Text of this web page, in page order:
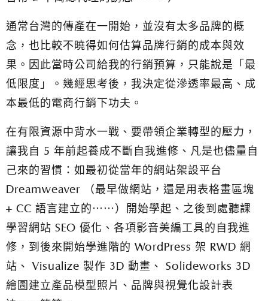
通常台灣的傳產在一開始，並沒有太多品牌的概
念，也比較不曉得如何估算品牌行銷的成本與效
果。因此當時公司給我的行銷預算，只能說是「最
低限度」。幾經思考後，我決定從滲透率最高、成
本最低的電商行銷下功夫。
在有限資源中背水一戰、要帶領企業轉型的壓力，
讓我自 5 年前起養成不斷自我進修、凡是也儘量自
己來的習慣： 如最初從當年的網站架設平台
Dreamweaver （最早做網站，還是用表格畫區塊
+ CC 語言建立的⋯⋯）開始學起、之後到處聽課
學習網站 SEO 優化、各項影音美編工具的自我進
修，到後來開始學進階的 WordPress 架 RWD 網
站、 Visualize 製作 3D 動畫、 Solideworks 3D
繪圖建立產品模型照片、品牌與視覺化設計表